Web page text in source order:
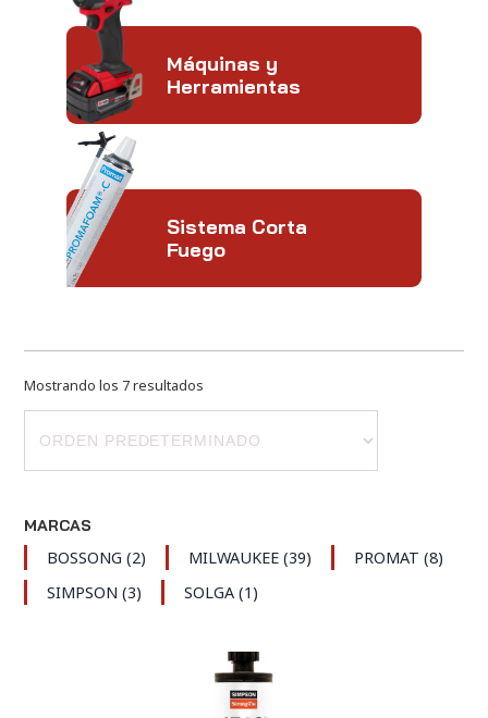
Máquinas y
Herramientas
Sistema Corta
Fuego
Mostrando los 7 resultados
MARCAS
BOSSONG(2) MILWAUKEE(39) PROMAT(8)
SIMPSON(3) SOLGA(1)